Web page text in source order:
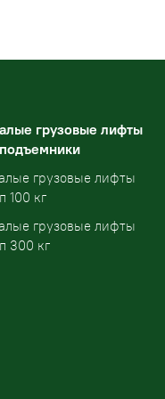
грузовые лифты
грузовые лифты
100 кг
грузовые лифты
300 кг